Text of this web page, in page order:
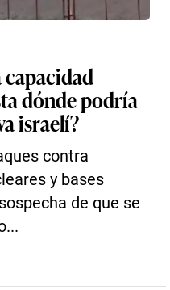
capacidad
dónde podría
israelí?
contra
y bases
de que se